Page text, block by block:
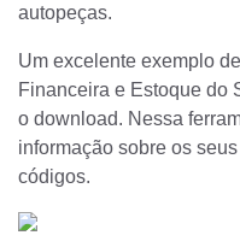
autopeças.
Um excelente exemplo
Financeira e Estoque do
o download. Nessa
informação sobre os
códigos.